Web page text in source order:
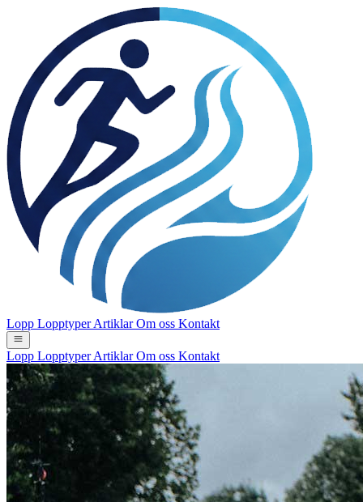
Lopp LopptyperArtiklarOm oss Kontakt
Lopp LopptyperArtiklarOm oss Kontakt